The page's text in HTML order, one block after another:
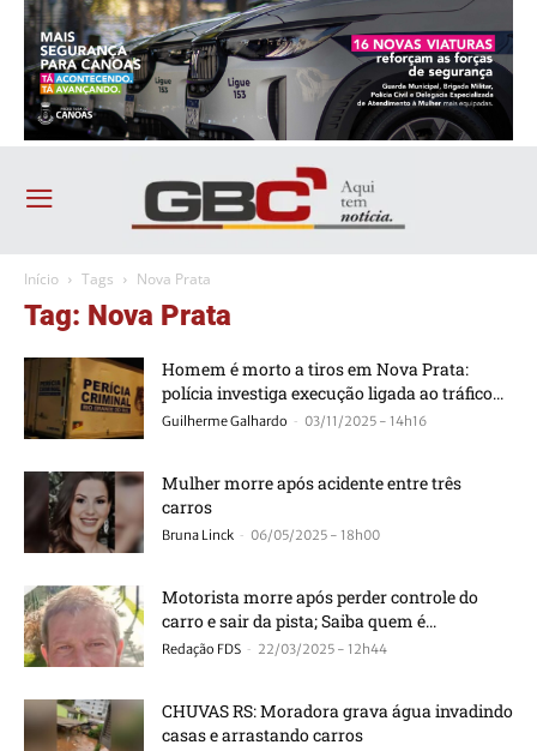
Início Tags Nova Prata
Tag: Nova Prata
Homem é morto a tiros em Nova Prata:
polícia investiga execução ligada ao tráfico...
Guilherme Galhardo - 03/11/2025 - 14h16
Mulher morre após acidente entre três
carros
Bruna Linck - 06/05/2025 - 18h00
Motorista morre após perder controle do
carro e sair da pista; Saiba quem é...
Redação FDS - 22/03/2025 - 12h44
CHUVAS RS: Moradora grava água invadindo
casas e arrastando carros